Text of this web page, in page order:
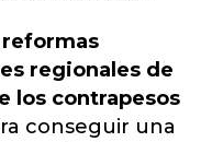
regionales de
los contrapesos
conseguir una